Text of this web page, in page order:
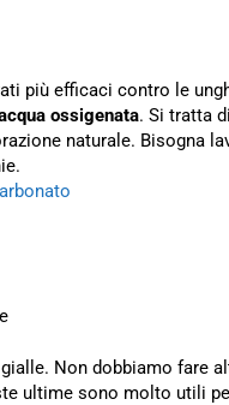
più efficaci contro le
ossigenata. Si tratta
naturale. Bisogna
Non dobbiamo fare
ultime sono molto utili